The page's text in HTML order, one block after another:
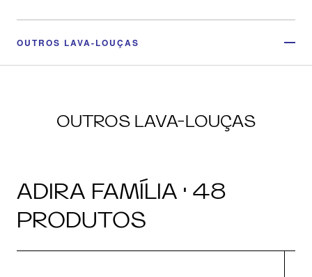
OUTROS LAVA-LOUÇAS
OUTROS LAVA-LOUÇAS
ADIRA FAMÍLIA · 48
PRODUTOS